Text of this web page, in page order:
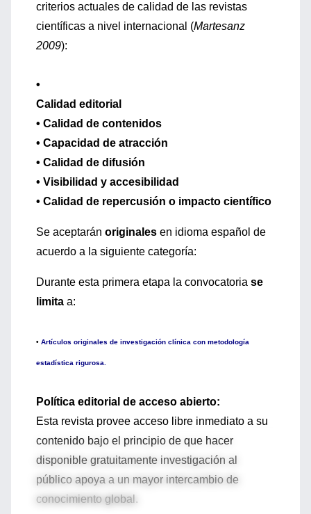
criterios actuales de calidad de las revistas
científicas a nivel internacional (Martesanz
2009):
•
Calidad editorial
• Calidad de contenidos
• Capacidad de atracción
• Calidad de difusión
• Visibilidad y accesibilidad
• Calidad de repercusión o impacto científico
Se aceptarán originales en idioma español de
acuerdo a la siguiente categoría:
Durante esta primera etapa la convocatoria se
limita a:
• Artículos originales de investigación clínica con metodología
estadística rigurosa.
Política editorial de acceso abierto:
Esta revista provee acceso libre inmediato a su
contenido bajo el principio de que hacer
disponible gratuitamente investigación al
público apoya a un mayor intercambio de
conocimiento global.